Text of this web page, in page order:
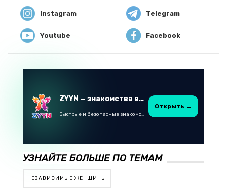
Instagram Telegram
Youtube Facebook
ZYYN — знакомства в Казахстане
Быстрые и безопасные знакомства в Telegram
Открыть →
УЗНАЙТЕ БОЛЬШЕ ПО ТЕМАМ
НЕЗАВИСИМЫЕ ЖЕНЩИНЫ